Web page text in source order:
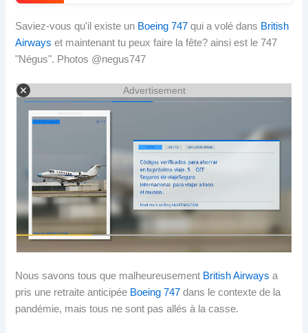
Saviez-vous qu'il existe un Boeing 747 qui a volé dans British
Airways et maintenant tu peux faire la fête? ainsi est le 747
"Négus". Photos @negus747
Advertisement
Nous savons tous que malheureusement British Airways a
pris une retraite anticipée Boeing 747 dans le contexte de la
pandémie, mais tous ne sont pas allés à la casse.